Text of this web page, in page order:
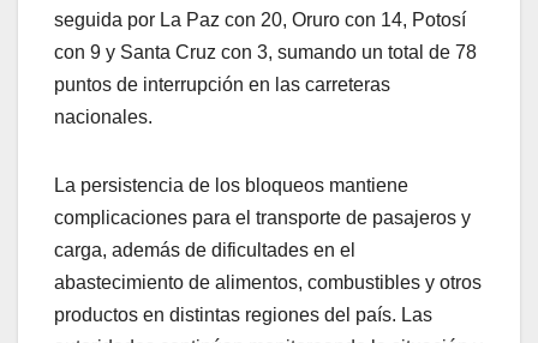
seguida por La Paz con 20, Oruro con 14, Potosí
con 9 y Santa Cruz con 3, sumando un total de 78
puntos de interrupción en las carreteras
nacionales.
La persistencia de los bloqueos mantiene
complicaciones para el transporte de pasajeros y
carga, además de dificultades en el
abastecimiento de alimentos, combustibles y otros
productos en distintas regiones del país. Las